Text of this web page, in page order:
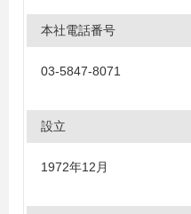
本社電話番号
03-5847-8071
設立
1972年12月